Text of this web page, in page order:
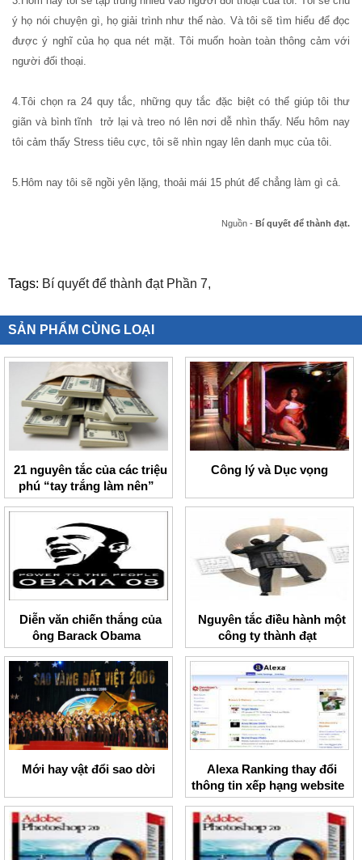
ý họ nói chuyện gì, họ giải trình như thế nào. Và tôi sẽ tìm hiểu để đọc
được ý nghĩ của họ qua nét mặt. Tôi muốn hoàn toàn thông cảm với
người đối thoại.
4.Tôi chọn ra 24 quy tắc, những quy tắc đặc biệt có thể giúp tôi thư
giãn và bình tĩnh
trở lại và treo nó lên nơi dễ nhìn thấy. Nếu hôm nay
tôi cảm thấy Stress tiêu cực, tôi sẽ nhìn ngay lên danh mục của tôi.
5.Hôm nay tôi sẽ ngồi yên lặng, thoải mái 15 phút để chẳng làm gì cả.
Nguồn - Bí quyết để thành đạt.
Tags: Bí quyết để thành đạt Phần 7,
SẢN PHẨM CÙNG LOẠI
21 nguyên tắc của các triệu
phú “tay trắng làm nên”
Công lý và Dục vọng
Diễn văn chiến thắng của
ông Barack Obama
Nguyên tắc điều hành một
công ty thành đạt
Mới hay vật đổi sao dời
Alexa Ranking thay đổi
thông tin xếp hạng website